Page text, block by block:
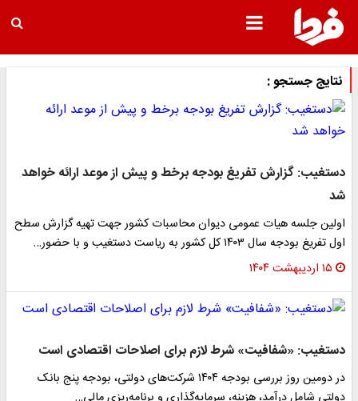
نتایج جستجو :
دستغیب: گزارش تفریغ بودجه برخط و پیش از موعد ارائه خواهد
شد
اولین جلسه هیات عمومی دیوان محاسبات کشور جهت تهیه گزارش سطح
اول تفریغ بودجه سال ۱۴۰۳ کل کشور به ریاست دستغیب و با حضور…
۱۵ اردیبهشت ۱۴۰۴
دستغیب: «شفافیت» شرط لازم برای اصلاحات اقتصادی است
در دومین روز بررسی بودجه ۱۴۰۴ شرکت‌های دولتی، بودجه پنج بانک